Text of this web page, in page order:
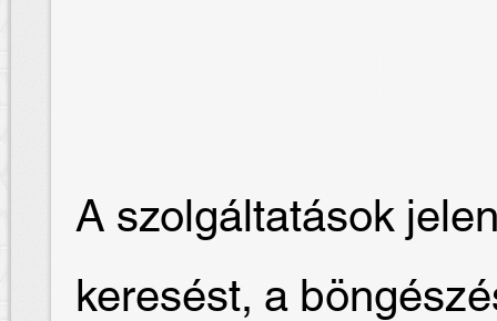
A szolgáltatások
keresést, a